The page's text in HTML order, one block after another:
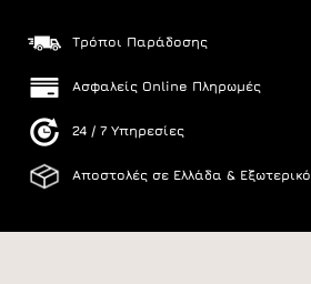
Τρόποι Παράδοσης
Ασφαλείς Online Πληρωμές
24 / 7 Υπηρεσίες
Αποστολές σε Ελλάδα & Εξωτερικό